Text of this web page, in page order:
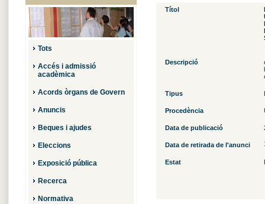
Tots
Accés i admissió
acadèmica
Acords òrgans de Govern
Anuncis
Beques i ajudes
Eleccions
Exposició pública
Recerca
Normativa
Títol
Descripció
Tipus
Procedència
Data de publicació
Data de retirada de l'anunci
Estat